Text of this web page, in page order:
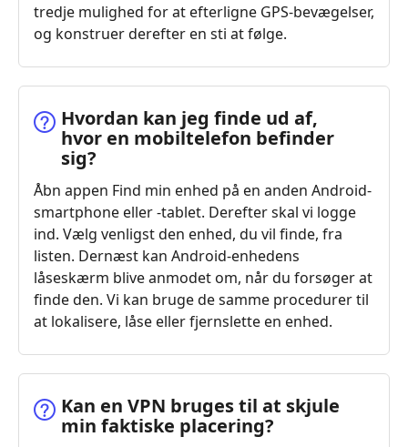
tredje mulighed for at efterligne GPS-bevægelser,
og konstruer derefter en sti at følge.
Hvordan kan jeg finde ud af,
hvor en mobiltelefon befinder
sig?
Åbn appen Find min enhed på en anden Android-
smartphone eller -tablet. Derefter skal vi logge
ind. Vælg venligst den enhed, du vil finde, fra
listen. Dernæst kan Android-enhedens
låseskærm blive anmodet om, når du forsøger at
finde den. Vi kan bruge de samme procedurer til
at lokalisere, låse eller fjernslette en enhed.
Kan en VPN bruges til at skjule
min faktiske placering?